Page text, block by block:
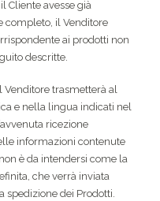
Cliente avesse già
completo, il Venditore
ai prodotti non
descritte.
Venditore trasmetterà al
e nella lingua indicati nel
ricezione
informazioni contenute
è da intendersi come la
che verrà inviata
spedizione dei Prodotti.